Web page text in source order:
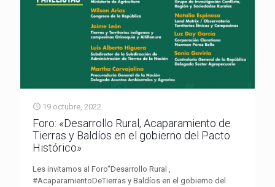
19 octubre, 2022
Foro: «Desarrollo Rural, Acaparamiento de
Tierras y Baldíos en el gobierno del Pacto
Histórico»
Les invitamos al Foro"Desarrollo Rural ,
#AcaparamientoDeTierras y Baldíos en el gobierno del